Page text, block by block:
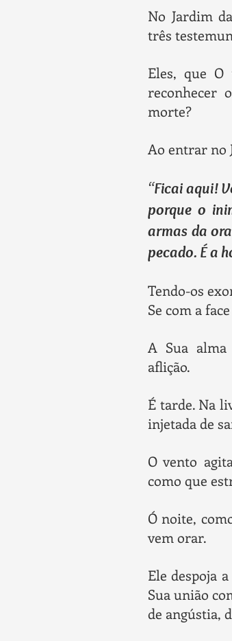
No Jardim
três
Eles, que
reconhecer
morte?
Ao entrar no
“Ficai aqui!
porque o
armas da
pecado. É a
Tendo-os
Se com a
A Sua
aflição.
É tarde. Na
injetada de
O vento
como que
Ó noite,
vem orar.
Ele despoja
Sua união
de angústia,